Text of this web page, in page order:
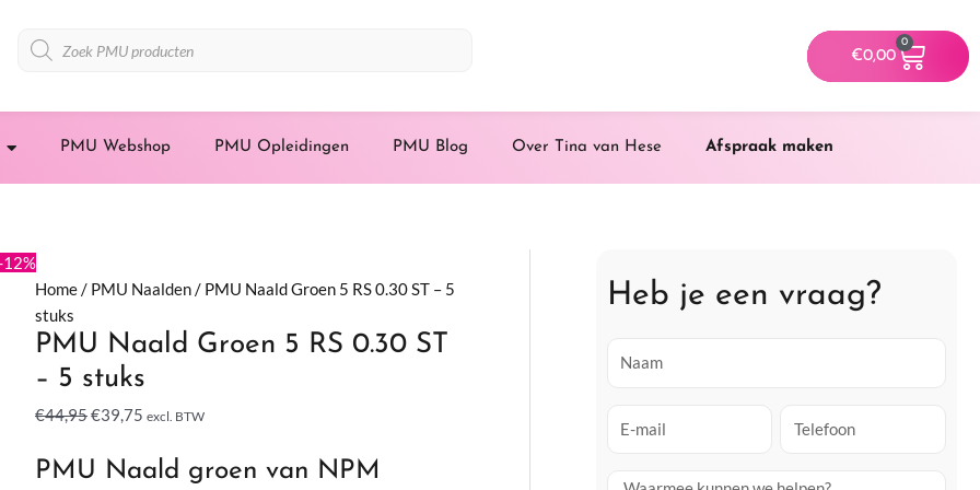
Producten
zoeken
€0,00
0
PMU Webshop PMU Opleidingen PMU Blog Over Tina van Hese Afspraak maken
12%
Home/ PMU Naalden/ PMU Naald Groen 5 RS 0.30 ST – 5
stuks
PMU Naald Groen 5 RS 0.30 ST
– 5 stuks
€44,95
prijs
€44,95.
€39,75
prijs
€39,75.
excl. BTW
PMU Naald groen van NPM
Naald
Groen
5
RS
0.30
ST
5
Heb je een vraag?
l